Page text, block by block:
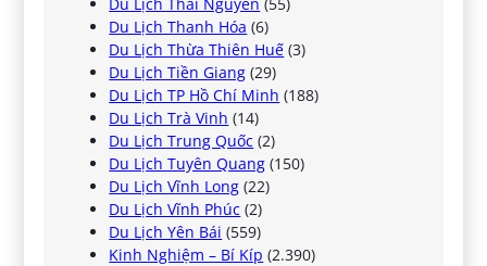
Du Lịch Thanh Hóa (6)
Du Lịch Thừa Thiên Huế (3)
Du Lịch Tiền Giang (29)
Du Lịch TP Hồ Chí Minh (188)
Du Lịch Trà Vinh (14)
Du Lịch Trung Quốc (2)
Du Lịch Tuyên Quang (150)
Du Lịch Vĩnh Long (22)
Du Lịch Vĩnh Phúc (2)
Du Lịch Yên Bái (559)
Kinh Nghiệm – Bí Kíp (2.390)